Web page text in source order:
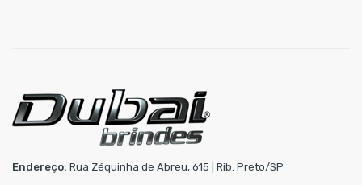
Endereço: Rua Zéquinha de Abreu, 615 | Rib. Preto/SP